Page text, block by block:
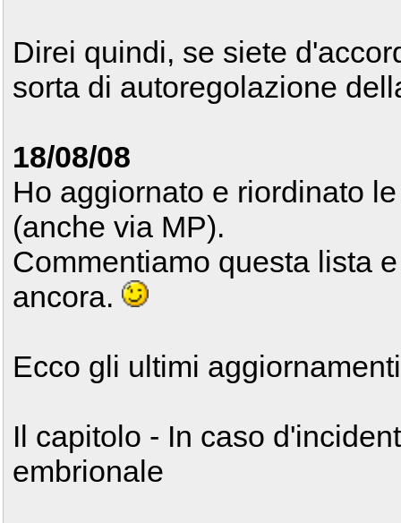
Direi quindi, se siete
sorta di autoregolazione
18/08/08
Ho aggiornato e riordinato
(anche via MP).
Commentiamo questa lista
ancora.
Ecco gli ultimi
Il capitolo - In caso
embrionale